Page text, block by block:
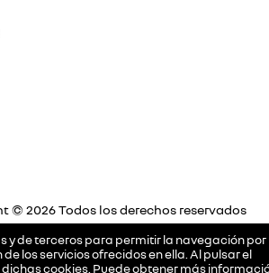
y de terceros para permitir la navegación por
los servicios ofrecidos en ella. Al pulsar el
cookies. Puede obtener más
© 2026 Todos los derechos reservados
Concesión byReleasemarketing S.L.